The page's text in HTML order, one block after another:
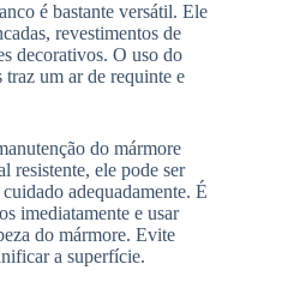
é bastante versátil. Ele
revestimentos de
decorativos. O uso do
traz um ar de requinte e
do mármore
resistente, ele pode ser
adequadamente. É
imediatamente e usar
do mármore. Evite
a superfície.